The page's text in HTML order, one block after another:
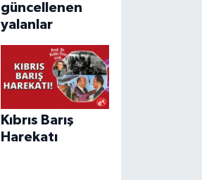
güncellenen
yalanlar
Kıbrıs Barış
Harekatı